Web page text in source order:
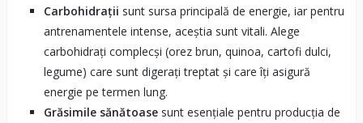
Carbohidrații sunt sursa principală de energie, iar pentru
antrenamentele intense, aceștia sunt vitali. Alege
carbohidrați complecși (orez brun, quinoa, cartofi dulci,
legume) care sunt digerați treptat și care îți asigură
energie pe termen lung.
Grăsimile sănătoasesunt esențiale pentru producția de